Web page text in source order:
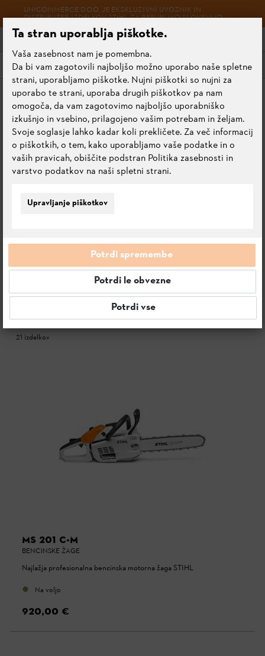
UNICOMMERCE D.O.O. JE EKSKLUZIVNI UVOZNIK IN
DISTRIBUTER IZDELKOV STIHL ZA REPUBLIKO SLOVENIJO.
Meni
Začetna stran Motorne žage Žage za gozdno gospodarstvo
ŽAGE ZA GOZDNO
GOSPODARSTVO
Vsi izdelki Bencinske žage Žage za zasebne uporabnike
21 izdelkov
MS 201 C-M
BENCINSKE ŽAGE
Najlažja profesionalna bencinska motorna žaga STIHL
Na voljo
920,00 €
Upravljanje piškotkov
Ta stran uporablja piškotke.
Vaša zasebnost nam je pomembna.
Da bi vam zagotovili najboljšo možno uporabo naše spletne
strani, uporabljamo piškotke. Nujni piškotki so nujni za
uporabo te strani, uporaba drugih piškotkov pa nam
omogoča, da vam zagotovimo najboljšo uporabniško
izkušnjo in vsebino, prilagojeno vašim potrebam in željam.
Svoje soglasje lahko kadar koli prekličete. Za več informacij
o piškotkih, o tem, kako uporabljamo vaše podatke in o
vaših pravicah, obiščite podstran Politika zasebnosti in
varstvo podatkov na naši spletni strani.
Potrdi spremembe
Potrdi le obvezne
Potrdi vse